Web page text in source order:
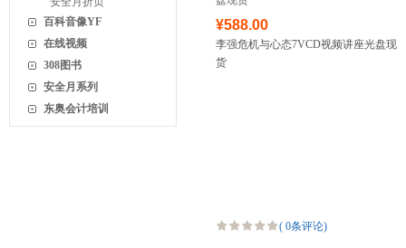
百科音像YF
在线视频
308图书
安全月系列
东奥会计培训
¥588.00
李强危机与心态7VCD视频讲座光盘现
货
( 0条评论)